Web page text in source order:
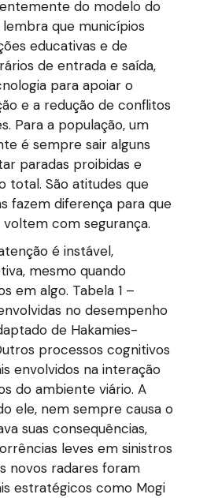
do modelo do
que municípios
educativas e de
de entrada e saída,
para apoiar o
e a redução de conflitos
Para a população, um
é sempre sair alguns
paradas proibidas e
total. São atitudes que
fazem diferença para que
com segurança.
é instável,
mesmo quando
em algo. Tabela 1 –
no desempenho
de Hakamies-
processos cognitivos
envolvidos na interação
do ambiente viário. A
ele, nem sempre causa o
suas consequências,
leves em sinistros
novos radares foram
estratégicos como Mogi